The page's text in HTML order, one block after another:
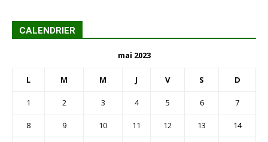
CALENDRIER
mai 2023
L M M J V S D
1 2 3 4 5 6 7
8 9 10 11 12 13 14